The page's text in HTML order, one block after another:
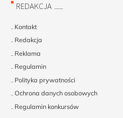
REDAKCJA
Kontakt
Redakcja
Reklama
Regulamin
Polityka prywatności
Ochrona danych osobowych
Regulamin konkursów